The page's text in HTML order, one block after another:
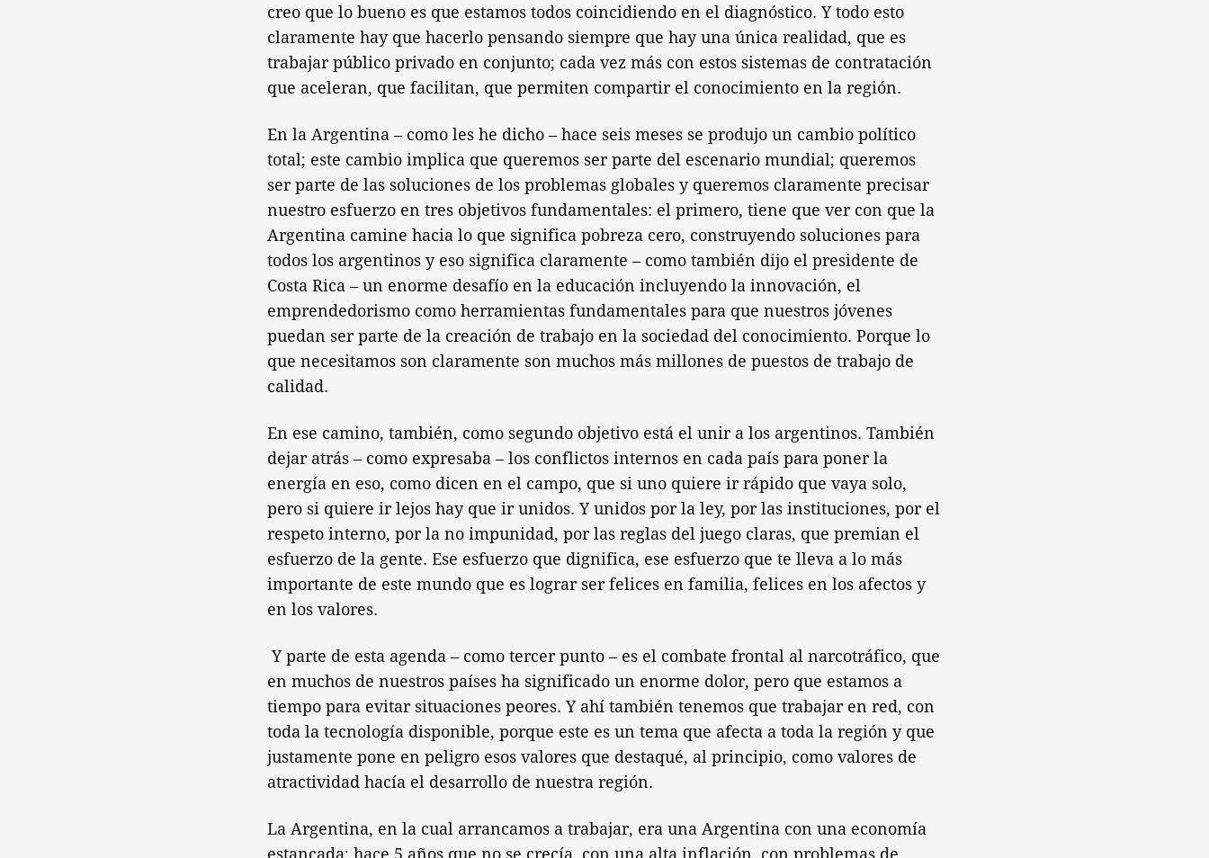
creo que lo bueno es que estamos todos coincidiendo en el diagnóstico. Y todo esto
claramente hay que hacerlo pensando siempre que hay una única realidad, que es
trabajar público privado en conjunto; cada vez más con estos sistemas de contratación
que aceleran, que facilitan, que permiten compartir el conocimiento en la región.
En la Argentina – como les he dicho – hace seis meses se produjo un cambio político
total; este cambio implica que queremos ser parte del escenario mundial; queremos
ser parte de las soluciones de los problemas globales y queremos claramente precisar
nuestro esfuerzo en tres objetivos fundamentales: el primero, tiene que ver con que la
Argentina camine hacia lo que significa pobreza cero, construyendo soluciones para
todos los argentinos y eso significa claramente – como también dijo el presidente de
Costa Rica – un enorme desafío en la educación incluyendo la innovación, el
emprendedorismo como herramientas fundamentales para que nuestros jóvenes
puedan ser parte de la creación de trabajo en la sociedad del conocimiento. Porque lo
que necesitamos son claramente son muchos más millones de puestos de trabajo de
calidad.
En ese camino, también, como segundo objetivo está el unir a los argentinos. También
dejar atrás – como expresaba – los conflictos internos en cada país para poner la
energía en eso, como dicen en el campo, que si uno quiere ir rápido que vaya solo,
pero si quiere ir lejos hay que ir unidos. Y unidos por la ley, por las instituciones, por el
respeto interno, por la no impunidad, por las reglas del juego claras, que premian el
esfuerzo de la gente. Ese esfuerzo que dignifica, ese esfuerzo que te lleva a lo más
importante de este mundo que es lograr ser felices en familia, felices en los afectos y
en los valores.
Y parte de esta agenda – como tercer punto – es el combate frontal al narcotráfico, que
en muchos de nuestros países ha significado un enorme dolor, pero que estamos a
tiempo para evitar situaciones peores. Y ahí también tenemos que trabajar en red, con
toda la tecnología disponible, porque este es un tema que afecta a toda la región y que
justamente pone en peligro esos valores que destaqué, al principio, como valores de
atractividad hacía el desarrollo de nuestra región.
La Argentina, en la cual arrancamos a trabajar, era una Argentina con una economía
estancada; hace 5 años que no se crecía, con una alta inflación, con problemas de